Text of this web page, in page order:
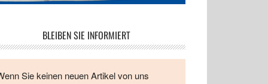
BLEIBEN SIE INFORMIERT
Sie keinen neuen Artikel von uns